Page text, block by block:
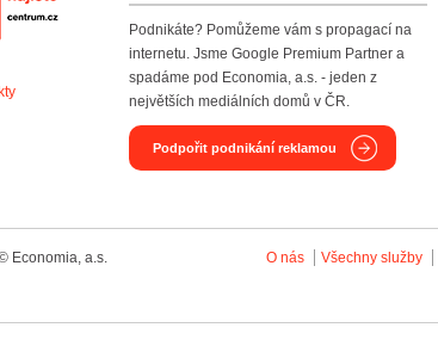
Podnikáte? Pomůžeme vám s propagací na
internetu. Jsme Google Premium Partner a
spadáme pod Economia, a.s. - jeden z
největších mediálních domů v ČR.
Podpořit podnikání reklamou
Economia, a.s. O nás Všechny služby